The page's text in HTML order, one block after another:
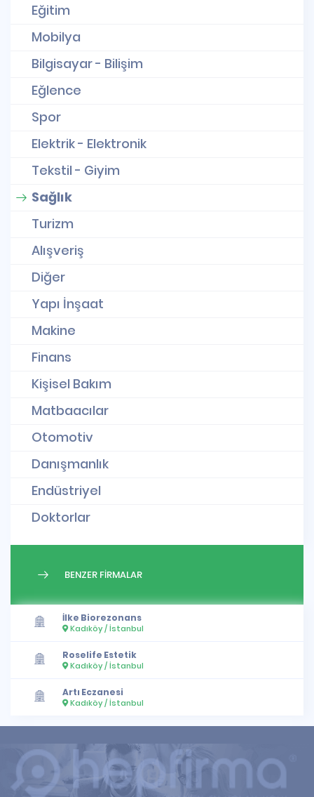
Eğitim
Mobilya
Bilgisayar - Bilişim
Eğlence
Spor
Elektrik - Elektronik
Tekstil - Giyim
Sağlık
Turizm
Alışveriş
Diğer
Yapı İnşaat
Makine
Finans
Kişisel Bakım
Matbaacılar
Otomotiv
Danışmanlık
Endüstriyel
Doktorlar
BENZER FİRMALAR
İlke Biorezonans
Kadıköy / İstanbul
Roselife Estetik
Kadıköy / İstanbul
Artı Eczanesi
Kadıköy / İstanbul